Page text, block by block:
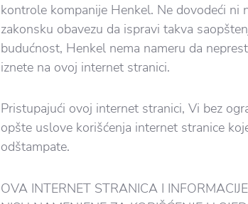
kontrole kompanije Henkel. Ne dovodeći ni
zakonsku obavezu da ispravi takva
budućnost, Henkel nema nameru da
iznete na ovoj internet stranici.
Pristupajući ovoj internet stranici, Vi bez
opšte uslove korišćenja internet stranice
odštampate.
OVA INTERNET STRANICA I